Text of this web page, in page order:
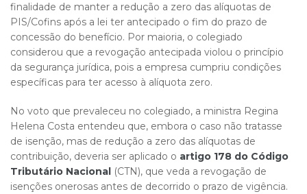
finalidade de manter a redução a zero das alíquotas de
PIS/Cofins após a lei ter antecipado o fim do prazo de
concessão do benefício. Por maioria, o colegiado
considerou que a revogação antecipada violou o princípio
da segurança jurídica, pois a empresa cumpriu condições
específicas para ter acesso à alíquota zero.
No voto que prevaleceu no colegiado, a ministra Regina
Helena Costa entendeu que, embora o caso não tratasse
de isenção, mas de redução a zero das alíquotas de
contribuição, deveria ser aplicado o artigo 178 do Código
Tributário Nacional (CTN), que veda a revogação de
isenções onerosas antes de decorrido o prazo de vigência.